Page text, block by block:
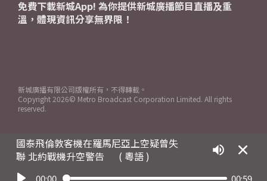
國泰飛倫敦客機在羅馬尼亞上空疑曾失
聯 北約戰機升空警告
( 粵語 )
00:00 00:59
免費下載新城App! 為你提供新城廣播節目直播及重
溫，體現資訊分享無界限！
新城廣播有限公司版權所有，不得轉載。
Copyright 2026© Metro Broadcast Corporation Limited. All rights
reserved.